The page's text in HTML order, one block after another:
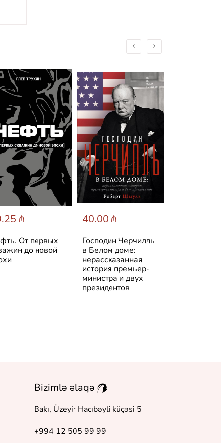
₼
От первых
до новой
40.00 ₼
Господин Черчилль
в Белом доме:
нерассказанная
история премьер-
министра и двух
президентов
Bizimlə əlaqə
Bakı, Üzeyir Hacıbəyli küçəsi 5
+994 12 505 99 99